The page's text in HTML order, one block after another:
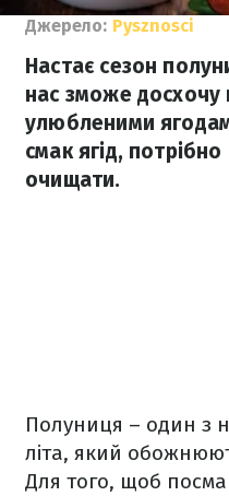
Джерело: Pysznosci
Настає сезон
нас зможе досхочу
улюбленими
смак ягід,
очищати.
Полуниця – один з
літа, який
Для того, щоб